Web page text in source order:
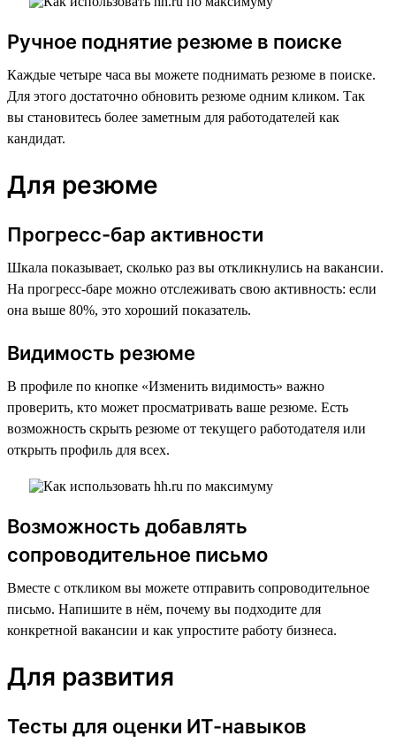
Ручное поднятие резюме в поиске
Каждые четыре часа вы можете поднимать резюме в поиске.
Для этого достаточно обновить резюме одним кликом. Так
вы становитесь более заметным для работодателей как
кандидат.
Для резюме
Прогресс-бар активности
Шкала показывает, сколько раз вы откликнулись на вакансии.
На прогресс-баре можно отслеживать свою активность: если
она выше 80%, это хороший показатель.
Видимость резюме
В профиле по кнопке «Изменить видимость» важно
проверить, кто может просматривать ваше резюме. Есть
возможность скрыть резюме от текущего работодателя или
открыть профиль для всех.
Возможность добавлять
сопроводительное письмо
Вместе с откликом вы можете отправить сопроводительное
письмо. Напишите в нём, почему вы подходите для
конкретной вакансии и как упростите работу бизнеса.
Для развития
Тесты для оценки ИТ-навыков